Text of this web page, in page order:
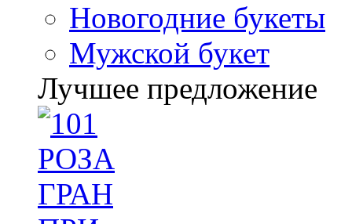
Новогодние букеты
Мужской букет
Лучшее предложение